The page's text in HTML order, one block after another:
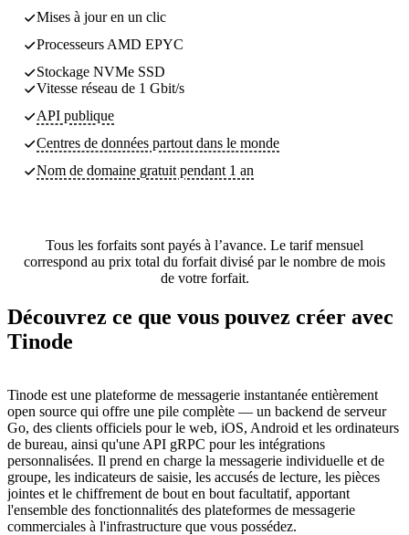
Mises à jour en un clic
Processeurs AMD EPYC
Stockage NVMe SSD
Vitesse réseau de 1 Gbit/s
API publique
Centres de données partout dans le monde
Nom de domaine gratuit pendant 1 an
Tous les forfaits sont payés à l’avance. Le tarif mensuel
correspond au prix total du forfait divisé par le nombre de mois
de votre forfait.
Découvrez ce que vous pouvez créer avec
Tinode
Tinode est une plateforme de messagerie instantanée entièrement
open source qui offre une pile complète — un backend de serveur
Go, des clients officiels pour le web, iOS, Android et les ordinateurs
de bureau, ainsi qu'une API gRPC pour les intégrations
personnalisées. Il prend en charge la messagerie individuelle et de
groupe, les indicateurs de saisie, les accusés de lecture, les pièces
jointes et le chiffrement de bout en bout facultatif, apportant
l'ensemble des fonctionnalités des plateformes de messagerie
commerciales à l'infrastructure que vous possédez.